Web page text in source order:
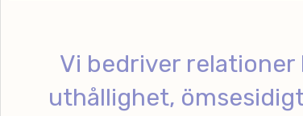
Vi bedriver relationer
uthållighet,